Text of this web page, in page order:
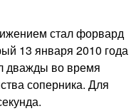
стал форвард
13 января 2010 года
дважды во время
соперника. Для